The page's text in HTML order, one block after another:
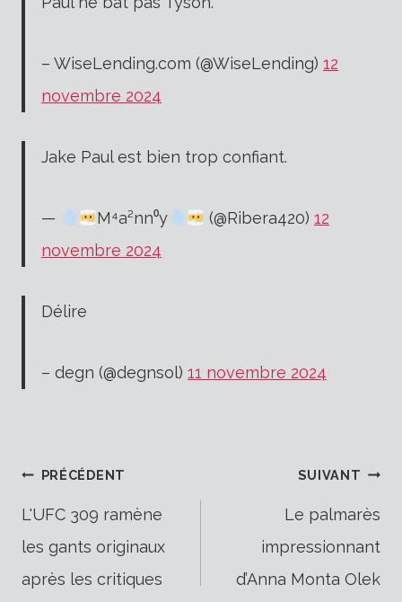
– WiseLending.com (@WiseLending) 12
novembre 2024
Jake Paul est bien trop confiant.
— M⁴a²nn⁰y (@Ribera420) 12
novembre 2024
Délire
– degn (@degnsol) 11 novembre 2024
Navigation
de
PRÉCÉDENT
L'UFC 309 ramène
les gants originaux
après les critiques
SUIVANT
Le palmarès
impressionnant
d’Anna Monta Olek